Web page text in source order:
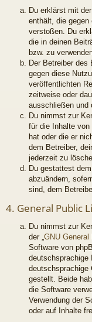
Du erklärst mit
enthält, die
verstoßen. Du
die in deinen
bzw. zu
Der Betreiber des
gegen diese
veröffentlichten
zeitweise oder
ausschließen und
Du nimmst zur
für die Inhalte
hat oder die er
dem Betreiber,
jederzeit zu
Du gestattest
abzuändern,
sind, dem
4. General Public
Du nimmst zur
der „ GNU
Software von
deutschsprachige
deutschsprachige
gestellt. Beide
die Software
Verwendung der
oder auf Inhalte